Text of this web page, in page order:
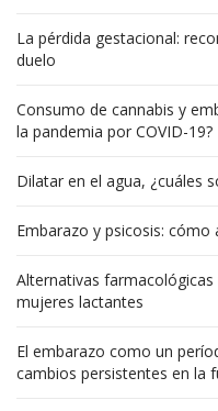
La pérdida gestacional:
duelo
Consumo de cannabis y
la pandemia por COVID-19?
Dilatar en el agua, ¿cuáles
Embarazo y psicosis: cómo
Alternativas
mujeres lactantes
El embarazo como un
cambios persistentes en la